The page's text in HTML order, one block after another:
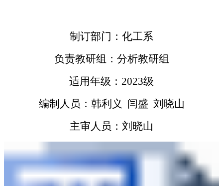
制订部门：化工系
负责教研组：分析教研组
适用年级：2023级
编制人员：韩利义 闫盛 刘晓山
主审人员：刘晓山